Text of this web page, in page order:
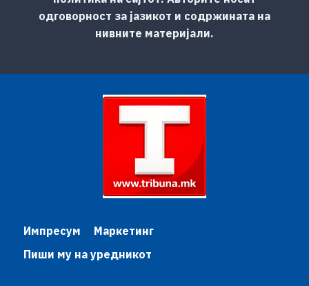
одговорност за јазикот и содржината на
нивните материјали.
Импресум
Маркетинг
Пиши му на уредникот